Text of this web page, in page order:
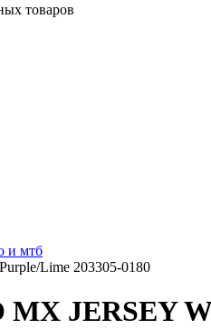
товаров
и мтб
Lime 203305-0180
JERSEY